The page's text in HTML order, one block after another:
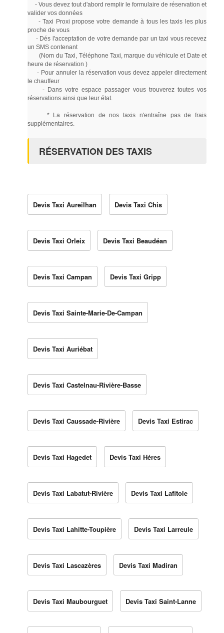
- Vous devez tout d'abord remplir le formulaire de réservation et
valider vos données
- Taxi Proxi propose votre demande à tous les taxis les plus
proche de vous
- Dés l'acceptation de votre demande par un taxi vous recevez
un SMS contenant
(Nom du Taxi, Téléphone Taxi, marque du véhicule et Date et
heure de réservation )
- Pour annuler la réservation vous devez appeler directement
le chauffeur
- Dans votre espace passager vous trouverez toutes vos
réservations ainsi que leur état.
* La réservation de nos taxis n'entraîne pas de frais
supplémentaires.
RÉSERVATION DES TAXIS
Devis Taxi Aureilhan Devis Taxi Chis
Devis Taxi Orleix Devis Taxi Beaudéan
Devis Taxi Campan Devis Taxi Gripp
Devis Taxi Sainte-Marie-De-Campan
Devis Taxi Auriébat
Devis Taxi Castelnau-Rivière-Basse
Devis Taxi Caussade-Rivière Devis Taxi Estirac
Devis Taxi Hagedet Devis Taxi Héres
Devis Taxi Labatut-Rivière Devis Taxi Lafitole
Devis Taxi Lahitte-Toupière Devis Taxi Larreule
Devis Taxi Lascazères Devis Taxi Madiran
Devis Taxi Maubourguet Devis Taxi Saint-Lanne